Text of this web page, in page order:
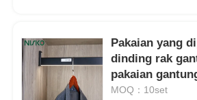
Pakaian yang
dinding rak
pakaian
untuk lemari
MOQ：10set